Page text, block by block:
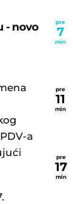
- novo
a
pre
7
min
pre
11
min
pre
17
min